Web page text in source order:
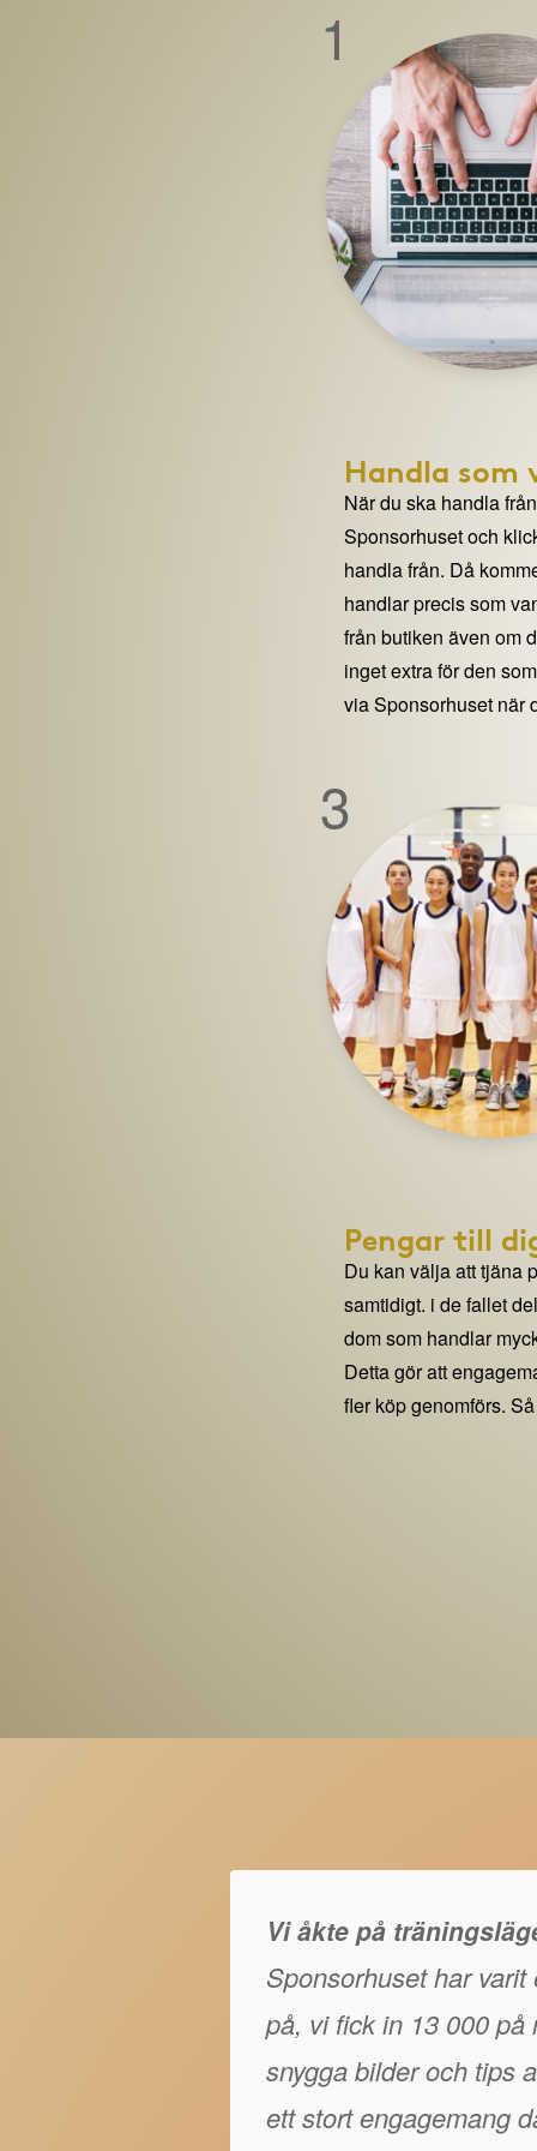
1
Handla som
När du ska handla
Sponsorhuset och
handla från. Då
handlar precis som
från butiken även om
inget extra för den
via Sponsorhuset när
3
Pengar till
Du kan välja att tjäna
samtidigt. i de fallet
dom som handlar
Detta gör att
fler köp genomförs.
Vi åkte på
Sponsorhuset har
på, vi fick in 13 000 på
snygga bilder och tips
ett stort engagemang